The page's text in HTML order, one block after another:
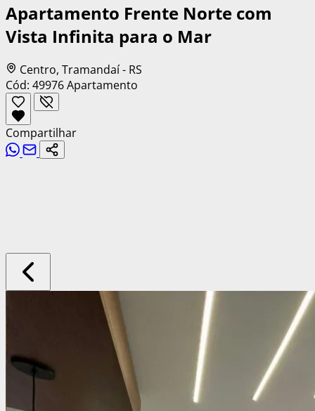
Apartamento Frente Norte com
Vista Infinita para o Mar
Centro, Tramandaí - RS
Cód: 49976Apartamento
Compartilhar